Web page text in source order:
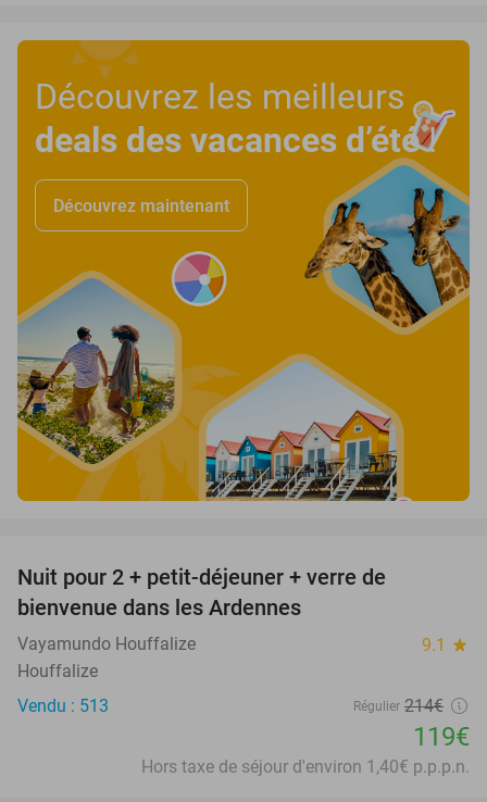
Découvrez les meilleurs
deals des vacances d’été!
Découvrez maintenant
Nuit pour 2 + petit-déjeuner + verre de
bienvenue dans les Ardennes
Vayamundo Houffalize 9.1 star
Houffalize
Vendu : 513
Régulier 214€
119€
Hors taxe de séjour d'environ 1,40€ p.p.p.n.